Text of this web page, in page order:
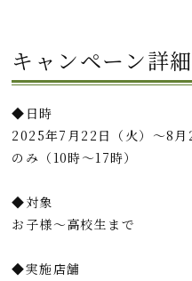
キャンペーン詳細
◆日時
2025年7月22日（火）～8
のみ（10時～17時）
◆対象
お子様～高校生まで
◆実施店舗